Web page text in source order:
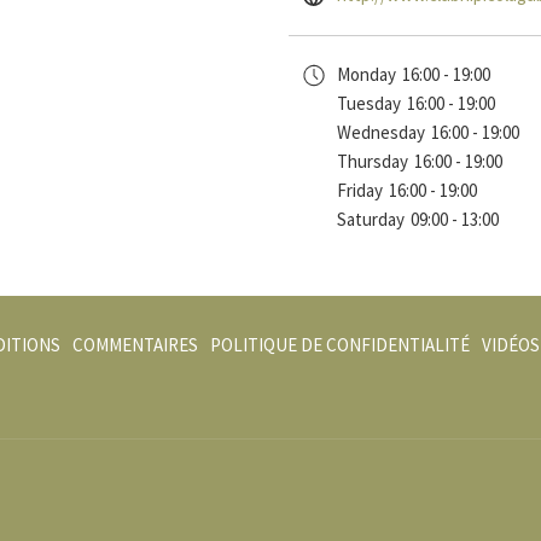
Monday 16:00 - 19:00
Tuesday 16:00 - 19:00
Wednesday 16:00 - 19:00
Thursday 16:00 - 19:00
Friday 16:00 - 19:00
Saturday 09:00 - 13:00
COMMENTAIRES POLITIQUE DE CONFIDENTIALITÉ VIDÉOS